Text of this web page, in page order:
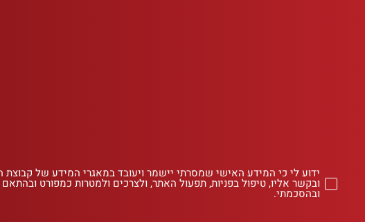
ידוע לי כי המידע האישי שמסרתי יישמר ויעובד במאגרי המידע של
ובקשר אליו, טיפול בפניות, תפעול האתר, ולצרכים ולמטרות כמפורט
ובהסכמתי.